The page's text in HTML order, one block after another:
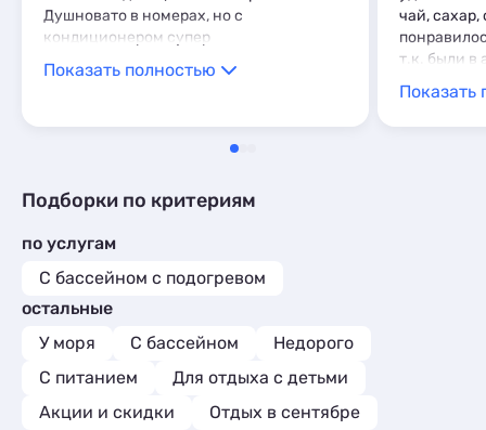
Душновато в номерах, но с
кондиционером супер
Показать полностью
чай, сахар,
т.к. были в
выходили
разгрузки
Показать
Подборки по критериям
по услугам
С бассейном с подогревом
остальные
У моря
С бассейном
Недорого
С питанием
Для отдыха с детьми
Акции и скидки
Отдых в сентябре